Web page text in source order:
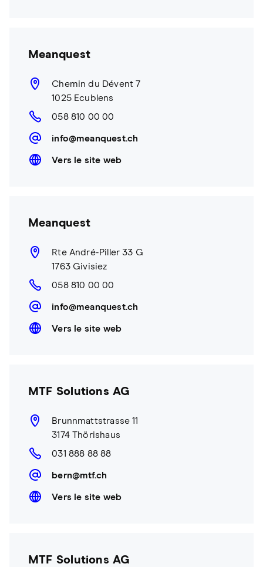
Meanquest
Chemin du Dévent 7
1025 Ecublens
058 810 00 00
info@meanquest.ch
Vers le site web
Meanquest
Rte André-Piller 33 G
1763 Givisiez
058 810 00 00
info@meanquest.ch
Vers le site web
MTF Solutions AG
Brunnmattstrasse 11
3174 Thörishaus
031 888 88 88
bern@mtf.ch
Vers le site web
MTF Solutions AG